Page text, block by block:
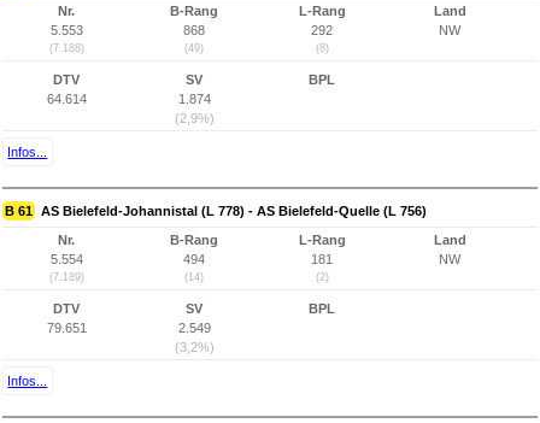
Nr.
5.553
(7.188)
B-Rang
868
(49)
L-Rang
292
(8)
Land
NW
DTV
64.614
SV
1.874
(2,9%)
BPL
Infos...
B 61 AS Bielefeld-Johannistal (L 778) - AS Bielefeld-Quelle (L 756)
Nr.
5.554
(7.189)
B-Rang
494
(14)
L-Rang
181
(2)
Land
NW
DTV
79.651
SV
2.549
(3,2%)
BPL
Infos...